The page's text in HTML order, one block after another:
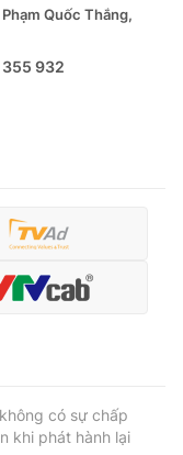
sản
Quốc Thắng,
932
có sự chấp
khi phát hành lại